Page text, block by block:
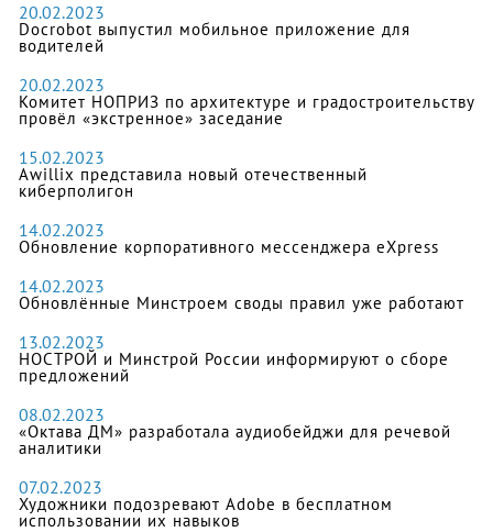
20.02.2023
Docrobot выпустил мобильное приложение для
водителей
20.02.2023
Комитет НОПРИЗ по архитектуре и градостроительству
провёл «экстренное» заседание
15.02.2023
Awillix представила новый отечественный
киберполигон
14.02.2023
Обновление корпоративного мессенджера eXpress
14.02.2023
Обновлённые Минстроем своды правил уже работают
13.02.2023
НОСТРОЙ и Минстрой России информируют о сборе
предложений
08.02.2023
«Октава ДМ» разработала аудиобейджи для речевой
аналитики
07.02.2023
Художники подозревают Adobe в бесплатном
использовании их навыков